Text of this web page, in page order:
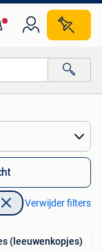
Verwijder filters
(leeuwenkopjes)